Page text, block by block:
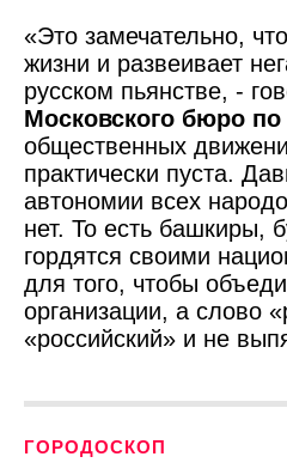
«Это замечательно,
жизни и развеивает
русском пьянстве, -
Московского бюро
общественных
практически пуста.
автономии всех
нет. То есть башкиры,
гордятся своими
для того, чтобы
организации, а слово
«российский» и не
ГОРОДОСКОП